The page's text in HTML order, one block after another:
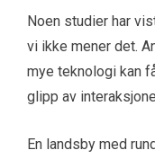
Noen studier har
vi ikke mener det.
mye teknologi kan
glipp av
En landsby med